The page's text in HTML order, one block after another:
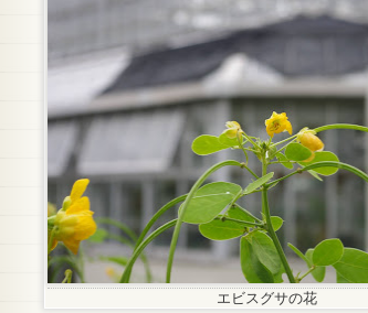
エビスグサの花